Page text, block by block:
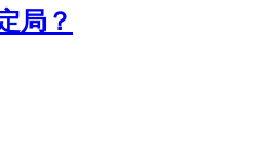
局？